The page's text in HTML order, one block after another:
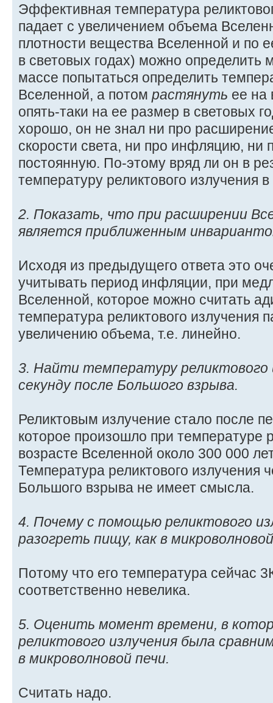
Эффективная температура
падает с увеличением объема
плотности вещества Вселенной и по
в световых годах) можно определить
массе попытаться определить
Вселенной, а потом растянуть ее на
опять-таки на ее размер в световых
хорошо, он не знал ни про
скорости света, ни про инфляцию, ни
постоянную. По-этому вряд ли он в
температуру реликтового излучения
2. Показать, что при расширении
является приближенным
Исходя из предыдущего ответа это
учитывать период инфляции, при
Вселенной, которое можно считать
температура реликтового излучения
увеличению объема, т.е. линейно.
3. Найти температуру реликтового
секунду после Большого взрыва.
Реликтовым излучение стало после
которое произошло при температуре
возрасте Вселенной около 300 000
Температура реликтового излучения
Большого взрыва не имеет смысла.
4. Почему с помощью реликтового
разогреть пищу, как в
Потому что его температура сейчас
соответственно невелика.
5. Оценить момент времени, в
реликтового излучения была
в микроволновой печи.
Считать надо.